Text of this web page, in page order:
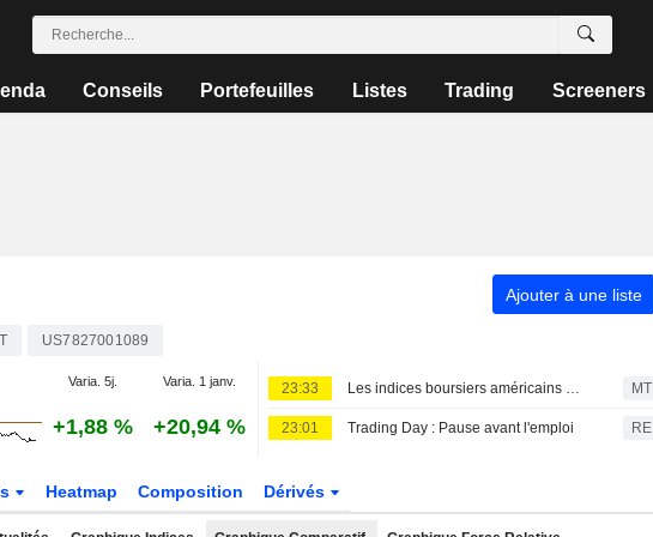
Conseils Portefeuilles Listes Trading Screeners
Ajouter à une liste
US7827001089
Varia. 5j. Varia. 1 janv.
+1,88 % +20,94 %
23:33 Les indices boursiers américains reculent face à la remontée des rendements du Trésor et du pétrole brut, avant les chiffres de l'emploi MT
23:01 Trading Day : Pause avant l'emploi RE
Heatmap Composition Dérivés